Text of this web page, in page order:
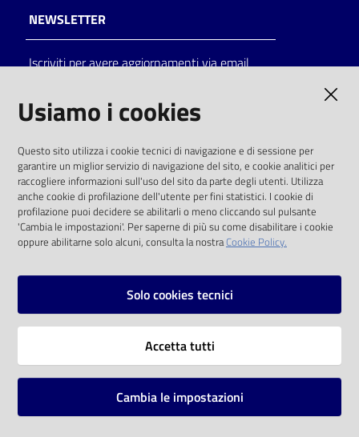
Catalogo
on line
Eventi
Chiedi al
bibliotecario
NEWSLETTER
Iscriviti per avere aggiornamenti via email
solo alle condizioni previste dalla direttiva
comunitaria 2003/98/CE e dal d.lgs. 36/2006
SOCIAL
Instagram
Vai alla pagina
Mappa del sito
Usiamo i cookies
Questo sito utilizza i cookie tecnici di navigazione e di sessione per
garantire un miglior servizio di navigazione del sito, e cookie analitici per
raccogliere informazioni sull'uso del sito da parte degli utenti. Utilizza
anche cookie di profilazione dell'utente per fini statistici. I cookie di
profilazione puoi decidere se abilitarli o meno cliccando sul pulsante
'Cambia le impostazioni'. Per saperne di più su come disabilitare i cookie
oppure abilitarne solo alcuni, consulta la nostraCookie Policy.
Solo cookies tecnici
Accetta tutti
Cambia le impostazioni